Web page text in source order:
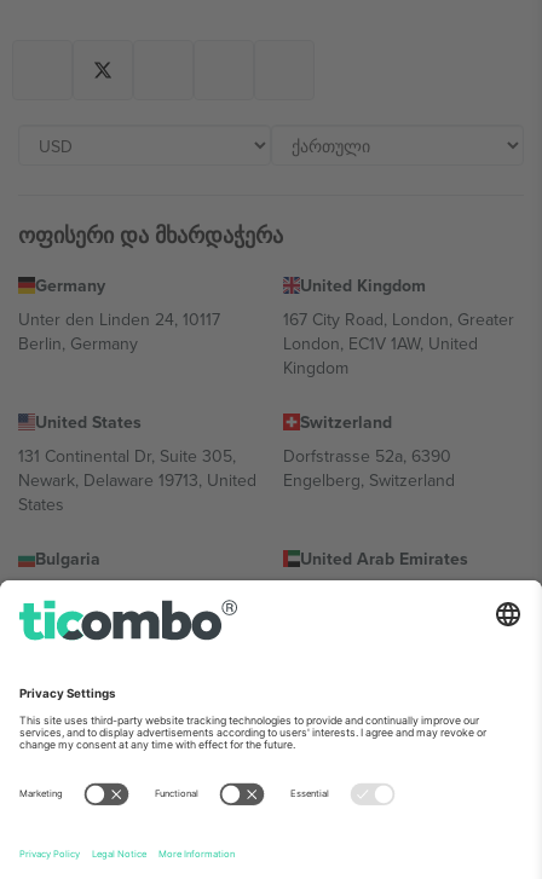
ოფისერი და მხარდაჭერა
Germany
Unter den Linden 24, 10117
Berlin, Germany
United Kingdom
167 City Road, London, Greater
London, EC1V 1AW, United
Kingdom
United States
131 Continental Dr, Suite 305,
Newark, Delaware 19713, United
States
Switzerland
Dorfstrasse 52a, 6390
Engelberg, Switzerland
Bulgaria
Totleben 53-55, 1606 Sofia,
Bulgaria
United Arab Emirates
Building A1, Office 302, Dubai,
Mexico
Av Chapultepec 360, Roma
Norte, Cuauhtémoc, 06700
Ciudad de México, CDMX,
Mexico
პლატფორმის პროვაიდერის იურიდიული პირი იცვლება